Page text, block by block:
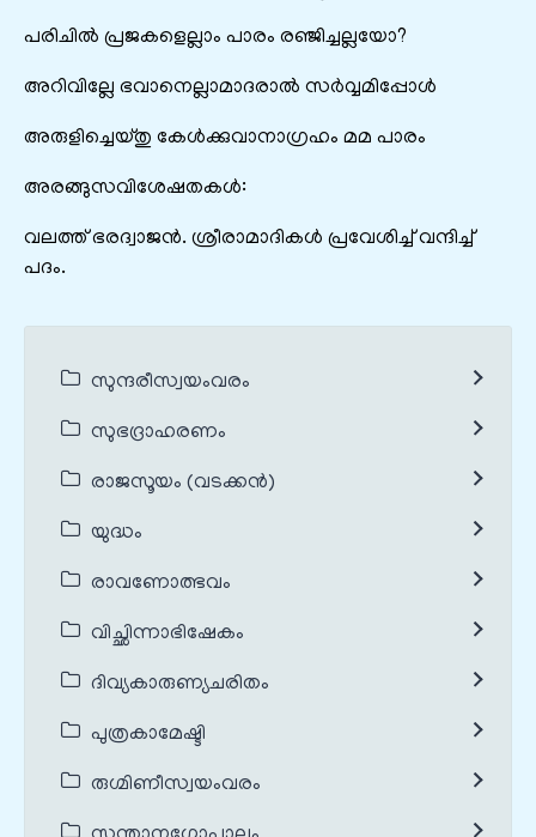
പരിചിൽ പ്രജകളെല്ലാം പാരം രഞ്ജിച്ചല്ലയോ?
അറിവില്ലേ ഭവാനെല്ലാമാദരാൽ സർവ്വമിപ്പോൾ
അരുളിച്ചെയ്തു കേൾക്കുവാനാഗ്രഹം മമ പാരം
അരങ്ങുസവിശേഷതകൾ:
വലത്ത് ഭരദ്വാജൻ. ശ്രീരാമാദികൾ പ്രവേശിച്ച് വന്ദിച്ച്
പദം.
സുന്ദരീസ്വയംവരം
സുഭദ്രാഹരണം
രാജസൂയം (വടക്കൻ)
യുദ്ധം
രാവണോത്ഭവം
വിച്ഛിന്നാഭിഷേകം
ദിവ്യകാരുണ്യചരിതം
പുത്രകാമേഷ്ടി
രുഗ്മിണീസ്വയംവരം